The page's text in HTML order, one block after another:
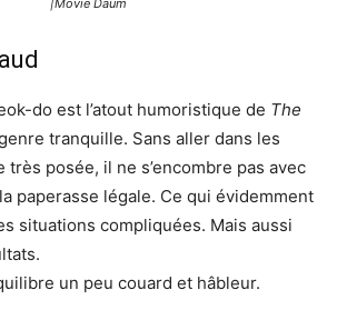
|Movie Daum
do est l’atout humoristique de The
tranquille. Sans aller dans les
très posée, il ne s’encombre pas avec
paperasse légale. Ce qui évidemment
situations compliquées. Mais aussi
un peu couard et hâbleur.